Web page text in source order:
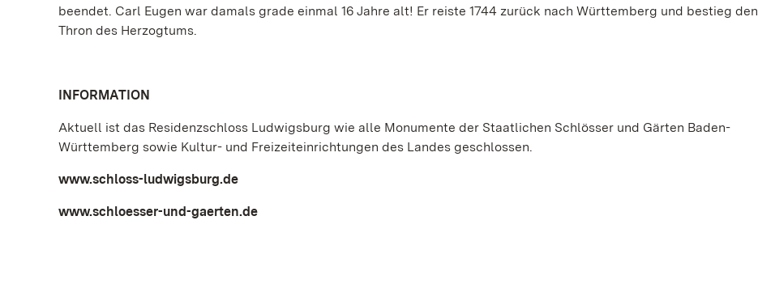
beendet. Carl Eugen war damals grade einmal 16 Jahre alt! Er reiste 1744 zurück nach Württemberg und bestieg den
Thron des Herzogtums.
INFORMATION
Aktuell ist das Residenzschloss Ludwigsburg wie alle Monumente der Staatlichen Schlösser und Gärten Baden-
Württemberg sowie Kultur- und Freizeiteinrichtungen des Landes geschlossen.
www.schloss-ludwigsburg.de
www.schloesser-und-gaerten.de